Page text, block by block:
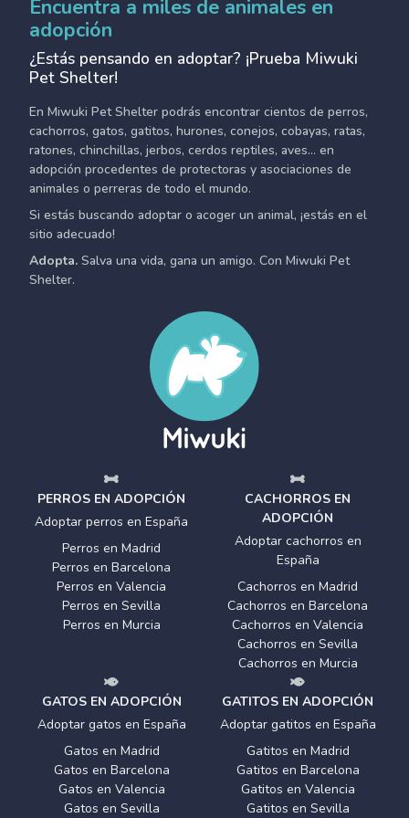
Encuentra a miles de animales en
adopción
¿Estás pensando en adoptar? ¡Prueba Miwuki
Pet Shelter!
En Miwuki Pet Shelter podrás encontrar cientos de perros,
cachorros, gatos, gatitos, hurones, conejos, cobayas, ratas,
ratones, chinchillas, jerbos, cerdos reptiles, aves... en
adopción procedentes de protectoras y asociaciones de
animales o perreras de todo el mundo.
Si estás buscando adoptar o acoger un animal, ¡estás en el
sitio adecuado!
Adopta. Salva una vida, gana un amigo. Con Miwuki Pet
Shelter.
PERROS EN ADOPCIÓN
Adoptar perros en España
Perros en Madrid
Perros en Barcelona
Perros en Valencia
Perros en Sevilla
Perros en Murcia
CACHORROS EN
ADOPCIÓN
Adoptar cachorros en
España
Cachorros en Madrid
Cachorros en Barcelona
Cachorros en Valencia
Cachorros en Sevilla
Cachorros en Murcia
GATOS EN ADOPCIÓN
Adoptar gatos en España
Gatos en Madrid
Gatos en Barcelona
Gatos en Valencia
Gatos en Sevilla
GATITOS EN ADOPCIÓN
Adoptar gatitos en España
Gatitos en Madrid
Gatitos en Barcelona
Gatitos en Valencia
Gatitos en Sevilla